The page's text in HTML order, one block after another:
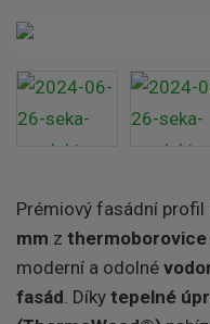
Prémiový fasádní profil
mm z thermoborovice
moderní a odolné
fasád. Díky tepelné